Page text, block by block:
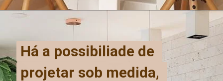
Há a possibiliade de
projetar sob medida,
Há a possibiliade de
projetar sob medida,